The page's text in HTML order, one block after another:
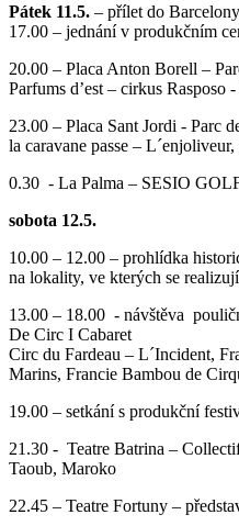
Pátek 11.5. – přílet do
17.00 – jednání v produkčním
20.00 – Placa Anton Borell –
Parfums d’est – cirkus Rasposo
23.00 – Placa Sant Jordi - Parc
la caravane passe – L´enjoliveur,
0.30 - La Palma – SESIO
sobota 12.5.
10.00 – 12.00 – prohlídka
na lokality, ve kterých se
13.00 – 18.00 - návštěva
De Circ I Cabaret
Circ du Fardeau – L´Incident,
Marins, Francie Bambou de
19.00 – setkání s produkční
21.30 - Teatre Batrina –
Taoub, Maroko
22.45 – Teatre Fortuny –